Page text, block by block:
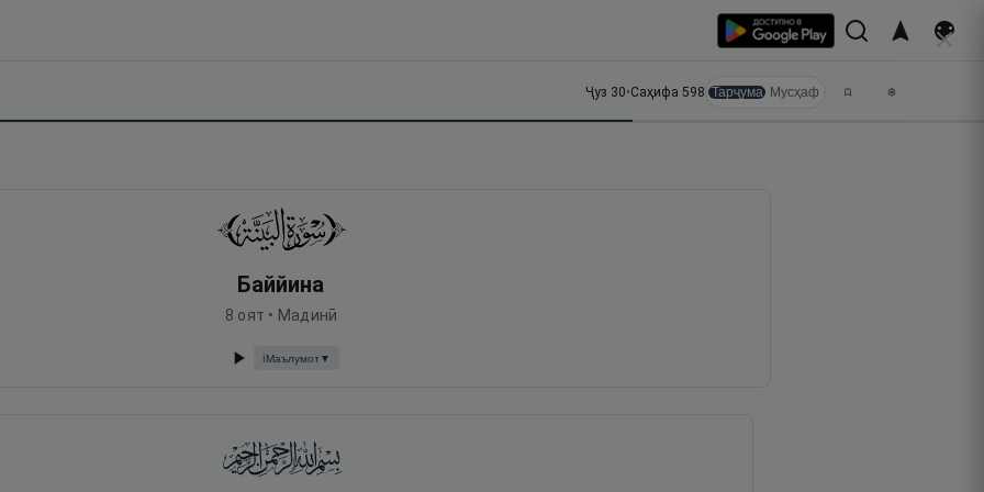
Ҷуз 30•Саҳифа 598 Тарҷума Мусҳаф
Баййина
8 оят • Мадинӣ
ℹ️Маълумот▼